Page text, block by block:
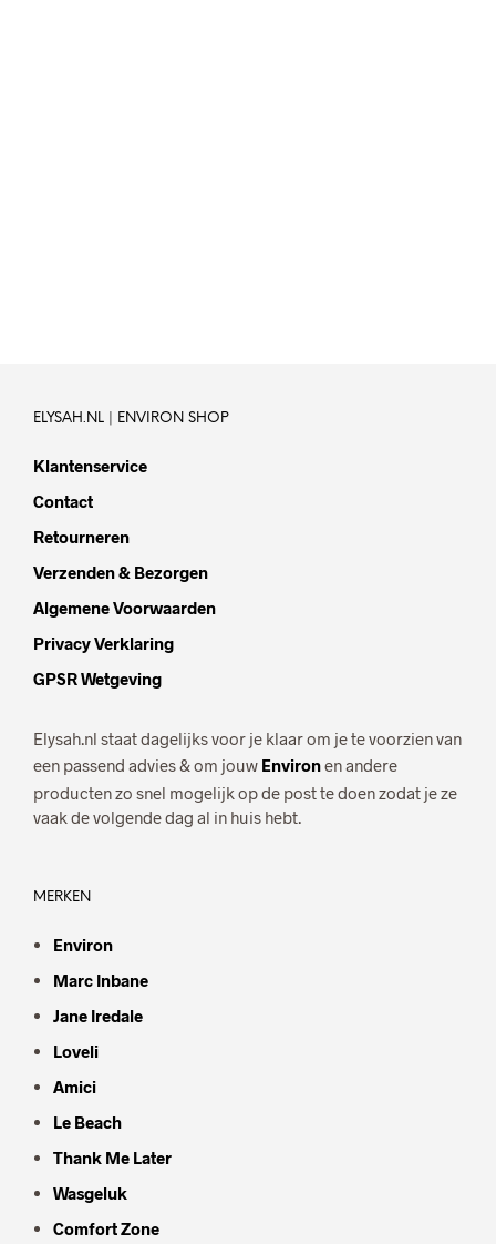
ELYSAH.NL | ENVIRON SHOP
Klantenservice
Contact
Retourneren
Verzenden & Bezorgen
Algemene Voorwaarden
Privacy Verklaring
GPSR Wetgeving
Elysah.nl staat dagelijks voor je klaar om je te voorzien van
een passend advies & om jouw Environen andere
producten zo snel mogelijk op de post te doen zodat je ze
vaak de volgende dag al in huis hebt.
MERKEN
Environ
Marc Inbane
Jane Iredale
Loveli
Amici
Le Beach
Thank Me Later
Wasgeluk
Comfort Zone